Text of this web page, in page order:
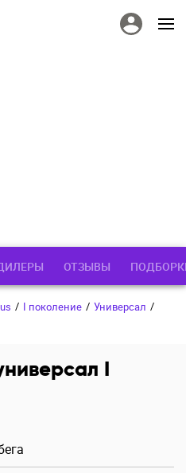
ОТЗЫВЫ
/ I поколение / Универсал /
I